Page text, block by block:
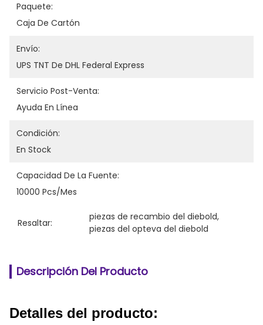
Paquete:
Caja De Cartón
Envío:
UPS TNT De DHL Federal Express
Servicio Post-Venta:
Ayuda En Línea
Condición:
En Stock
Capacidad De La Fuente:
10000 Pcs/mes
Resaltar:
piezas de recambio del diebold,
piezas del opteva del diebold
Descripción Del Producto
Detalles del producto: